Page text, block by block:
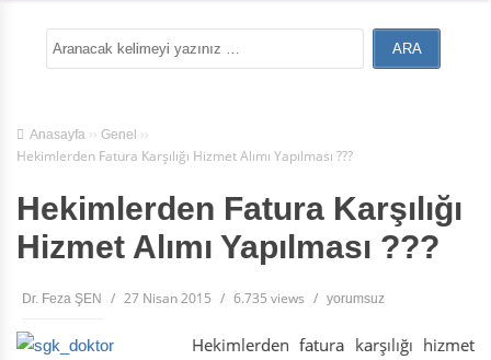
Anasayfa ›› Genel ››
Hekimlerden Fatura Karşılığı Hizmet Alımı Yapılması ???
Hekimlerden Fatura Karşılığı
Hizmet Alımı Yapılması ???
Dr. Feza ŞEN / 27 Nisan 2015 / 6.735 views / yorumsuz
Hekimlerden fatura karşılığı hizmet